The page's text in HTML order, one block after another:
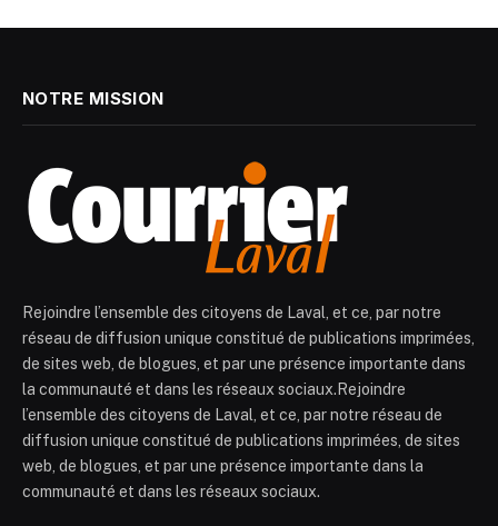
NOTRE MISSION
Rejoindre l’ensemble des citoyens de Laval, et ce, par notre
réseau de diffusion unique constitué de publications imprimées,
de sites web, de blogues, et par une présence importante dans
la communauté et dans les réseaux sociaux.Rejoindre
l’ensemble des citoyens de Laval, et ce, par notre réseau de
diffusion unique constitué de publications imprimées, de sites
web, de blogues, et par une présence importante dans la
communauté et dans les réseaux sociaux.